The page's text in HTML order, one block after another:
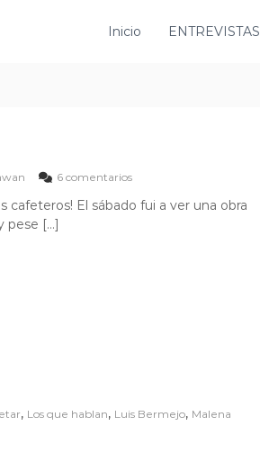
Inicio ENTREVISTAS
6 comentariose
L
cafeteros! El sábado fui a ver una obra
pese […]
, Los que hablan, Luis Bermejo, Malena